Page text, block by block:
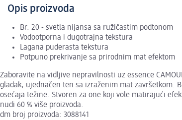
Opis proizvoda
Br. 20 - svetla nijansa sa ružičastim podtonom
Vodootporna i dugotrajna tekstura
Lagana puderasta tekstura
Potpuno prekrivanje sa prirodnim mat efektom
Zaboravite na vidljive nepravilnosti uz essence
gladak, ujednačen ten sa izraženim mat završetkom.
osećaja težine. Stvoren za one koji vole matirajući
nudi 60 % više proizvoda.
dm broj proizvoda: 3088141